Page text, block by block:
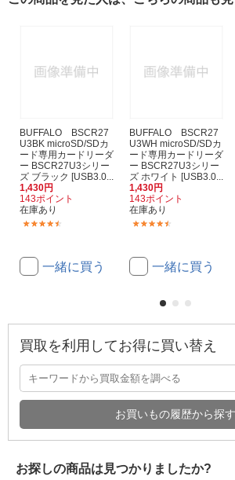
BUFFALO BSCR27
U3BK microSD/SDカ
ード専用カードリーダ
ー BSCR27U3シリー
ズ ブラック [USB3.0...
1,430円
143ポイント
在庫あり
一緒に買う
BUFFALO BSCR27
U3WH microSD/SDカ
ード専用カードリーダ
ー BSCR27U3シリー
ズ ホワイト [USB3.0...
1,430円
143ポイント
在庫あり
一緒に買う
買取を利用してお得に買い替え
お買いもの履歴から探す
お探しの商品は見つかりましたか?